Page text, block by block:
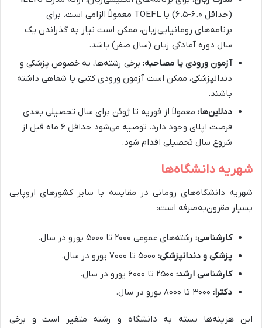
(حداقل ۶.۰-۶.۵) یا TOEFL معمولاً الزامی است. برای
برنامه‌های رومانیایی‌زبان، ممکن است نیاز به گذراندن یک
سال دوره آمادگی زبان (سال صفر) باشد.
آزمون ورودی یا مصاحبه: برخی رشته‌ها، به خصوص پزشکی و
دندانپزشکی، ممکن است آزمون ورودی کتبی یا شفاهی داشته
باشند.
ددلاین‌ها: معمولاً از فوریه تا ژوئن برای سال تحصیلی بعدی
فرصت اپلای وجود دارد. توصیه می‌شود حداقل ۶ ماه قبل از
شروع سال تحصیلی اقدام شود.
شهریه دانشگاه‌ها
شهریه دانشگاه‌های رومانی در مقایسه با سایر کشورهای اروپایی
بسیار مقرون‌به‌صرفه است:
کارشناسی: رشته‌های عمومی ۲۰۰۰ تا ۵۰۰۰ یورو در سال.
پزشکی و دندانپزشکی:
کارشناسی ارشد:
دکترا:
این هزینه‌ها بسته به دانشگاه و رشته متغیر است و برخی